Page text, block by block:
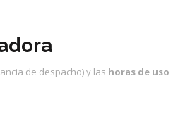
de despacho) y las horas de uso